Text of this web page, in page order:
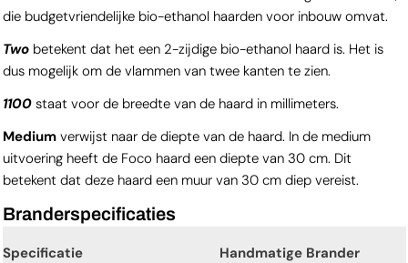
die budgetvriendelijke bio-ethanol haarden voor inbouw omvat.
Twobetekent dat het een 2-zijdige bio-ethanol haard is. Het is
dus mogelijk om de vlammen van twee kanten te zien.
1100staat voor de breedte van de haard in millimeters.
Mediumverwijst naar de diepte van de haard. In de medium
uitvoering heeft de Foco haard een diepte van 30 cm. Dit
betekent dat deze haard een muur van 30 cm diep vereist.
Branderspecificaties
Specificatie Handmatige Brander